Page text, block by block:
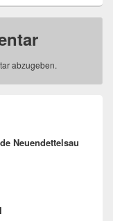
abzugeben.
Neuendettelsau